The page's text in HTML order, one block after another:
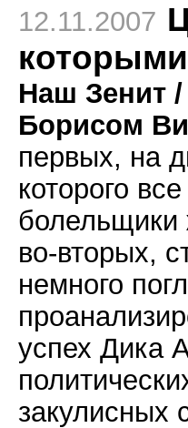
12.11.2007
Наш Зенит
Борисом
первых, на
которого
болельщики
во-вторых,
немного
успех Дика
закулисных